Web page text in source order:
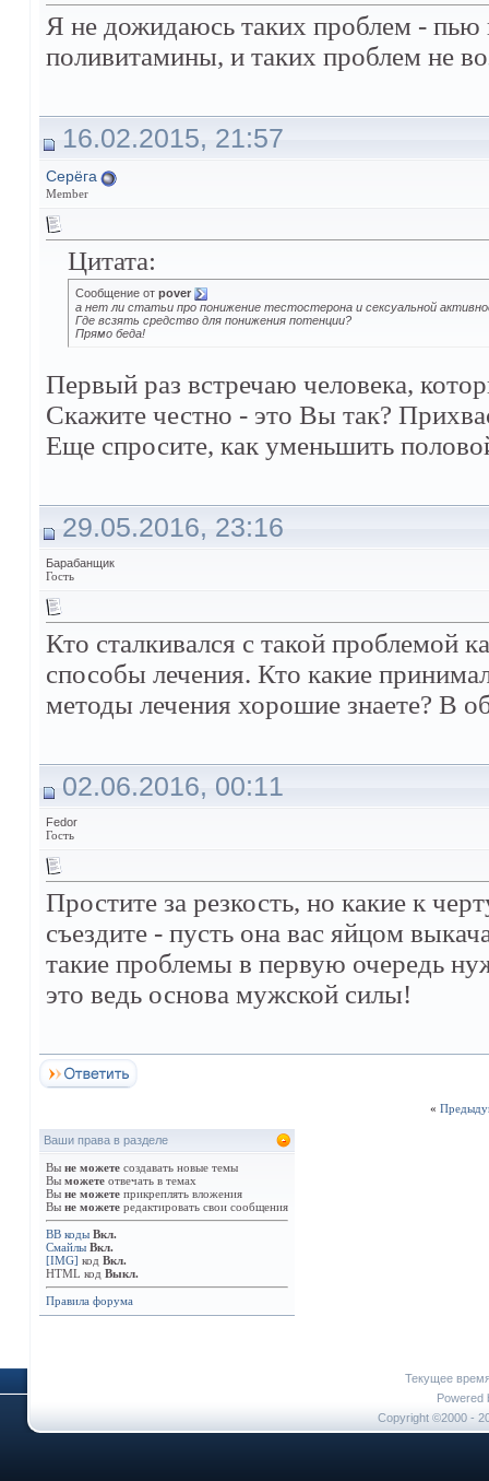
Я не дожидаюсь таких проблем -
поливитамины, и таких проблем не
16.02.2015, 21:57
Серёга
Member
Цитата:
Сообщение от pover
а нет ли статьи про понижение тестостерона и сексуальной
Где всзять средство для понижения потенции?
Прямо беда!
Первый раз встречаю человека,
Скажите честно - это Вы так?
Еще спросите, как уменьшить
29.05.2016, 23:16
Барабанщик
Гость
Кто сталкивался с такой проблемой
способы лечения. Кто какие
методы лечения хорошие знаете? В
02.06.2016, 00:11
Fedor
Гость
Простите за резкость, но какие к
съездите - пусть она вас яйцом
такие проблемы в первую очередь
это ведь основа мужской силы!
«
Ваши права в разделе
Вы не можете создавать новые темы
Вы можете отвечать в темах
Вы не можете прикреплять вложения
Вы не можете редактировать свои сообщения
BB коды Вкл.
Смайлы Вкл.
[IMG] код Вкл.
HTML код Выкл.
Правила форума
Текущее
Powered
Copyright ©2000 -